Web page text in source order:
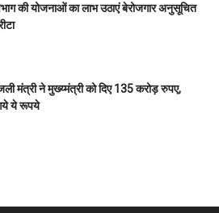
की योजनाओं का लाभ उठाएं बेरोजगार अनुसूचित
मंत्री ने मुख्य्मंत्री को दिए 135 करोड़ रुपए,
ये रूपये